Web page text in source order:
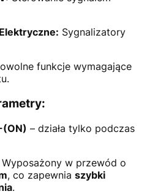
Sygnalizatory
funkcje wymagające
(ON) – działa tylko podczas
Wyposażony w przewód o
, co zapewnia szybki
.